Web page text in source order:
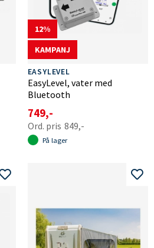
12
KAMPANJ
EASYLEVEL
EasyLevel, vater med
Bluetooth
749,-
849,-
På lager